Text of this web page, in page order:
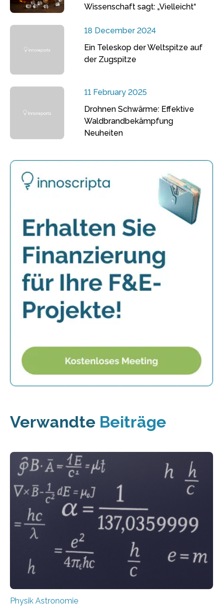
Wissenschaft sagt: „Vielleicht“
18 December 2024
Ein Teleskop der Weltspitze auf
der Zugspitze
11 February 2025
Drohnen Schwärme: Effektive
Waldbrandbekämpfung
Neuheiten
Verwandte Beiträge
Physik Astronomie